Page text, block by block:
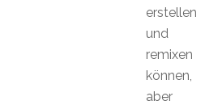
erstellen
und
remixen
können,
aber